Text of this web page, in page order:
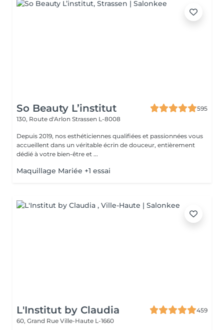
So Beauty L’institut
595
130, Route d'Arlon Strassen L-8008
Depuis 2019, nos esthéticiennes qualifiées et passionnées vous
accueillent dans un véritable écrin de douceur, entièrement
dédié à votre bien-être et ...
Maquillage Mariée +1 essai
L'Institut by Claudia
459
60, Grand Rue Ville-Haute L-1660